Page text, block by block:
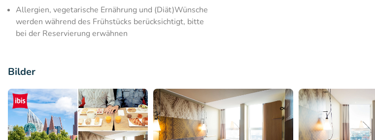
Allergien, vegetarische Ernährung und (Diät)Wünsche
werden während des Frühstücks berücksichtigt, bitte
bei der Reservierung erwähnen
Bilder